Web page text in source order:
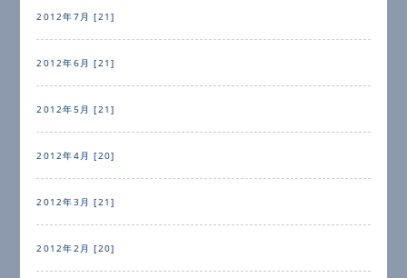
2012年7月 [21]
2012年6月 [21]
2012年5月 [21]
2012年4月 [20]
2012年3月 [21]
2012年2月 [20]